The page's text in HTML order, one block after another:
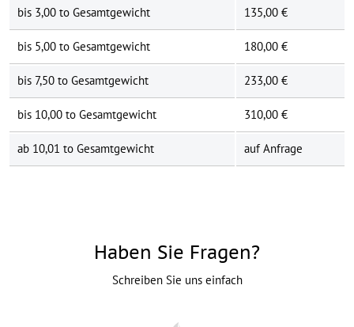
bis 3,00 to Gesamtgewicht 135,00 €
bis 5,00 to Gesamtgewicht 180,00 €
bis 7,50 to Gesamtgewicht 233,00 €
bis 10,00 to Gesamtgewicht 310,00 €
ab 10,01 to Gesamtgewicht auf Anfrage
Haben Sie Fragen?
Schreiben Sie uns einfach